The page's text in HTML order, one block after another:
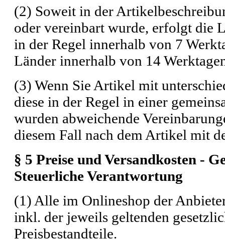
(2) Soweit in der
oder vereinbart wurde, erfolgt die
in der Regel innerhalb von 7
Länder innerhalb von 14
(3) Wenn Sie Artikel mit
diese in der Regel in einer
wurden abweichende
diesem Fall nach dem Artikel mit
§ 5 Preise und Versandkosten -
Steuerliche Verantwortung
(1) Alle im Onlineshop der
inkl. der jeweils geltenden
Preisbestandteile.